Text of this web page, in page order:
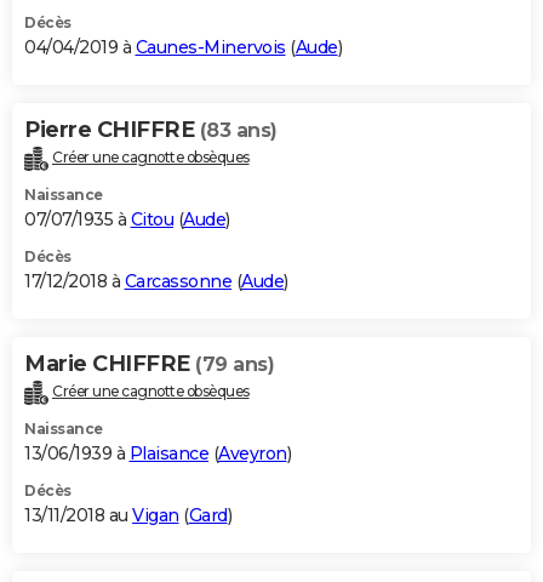
Décès
04/04/2019 à Caunes-Minervois (Aude)
Pierre CHIFFRE (83 ans)
Créer une cagnotte obsèques
Naissance
07/07/1935 à Citou (Aude)
Décès
17/12/2018 à Carcassonne (Aude)
Marie CHIFFRE (79 ans)
Créer une cagnotte obsèques
Naissance
13/06/1939 à Plaisance (Aveyron)
Décès
13/11/2018 au Vigan (Gard)